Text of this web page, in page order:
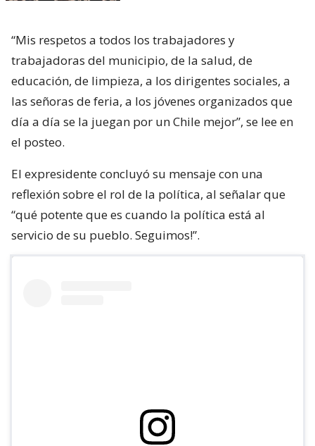
“Mis respetos a todos los trabajadores y
trabajadoras del municipio, de la salud, de
educación, de limpieza, a los dirigentes sociales, a
las señoras de feria, a los jóvenes organizados que
día a día se la juegan por un Chile mejor”, se lee en
el posteo.
El expresidente concluyó su mensaje con una
reflexión sobre el rol de la política, al señalar que
“qué potente que es cuando la política está al
servicio de su pueblo. Seguimos!”.